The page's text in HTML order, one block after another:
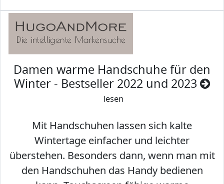
Damen warme Handschuhe für den
Winter - Bestseller 2022 und 2023
lesen
Mit Handschuhen lassen sich kalte
Wintertage einfacher und leichter
überstehen. Besonders dann, wenn man mit
den Handschuhen das Handy bedienen